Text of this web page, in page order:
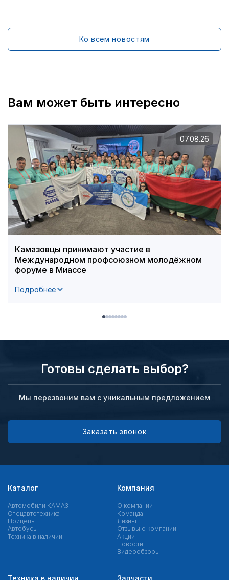
Ко всем новостям
Вам может быть интересно
Камазовцы принимают участие в
Международном профсоюзном молодёжном
форуме в Миассе
Подробнее
07.08.26
Готовы сделать выбор?
Мы перезвоним вам с уникальным предложением
Заказать звонок
Каталог
Автомобили КАМАЗ
Спецавтотехника
Прицепы
Автобусы
Техника в наличии
Компания
О компании
Команда
Лизинг
Отзывы о компании
Акции
Новости
Видеообзоры
Техника в наличии
Запчасти